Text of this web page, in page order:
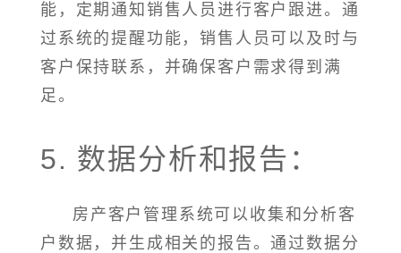
能，定期通知销售人员进行客户跟进。通
过系统的提醒功能，销售人员可以及时与
客户保持联系，并确保客户需求得到满
足。
5. 数据分析和报告：
房产客户管理系统可以收集和分析客
户数据，并生成相关的报告。通过数据分